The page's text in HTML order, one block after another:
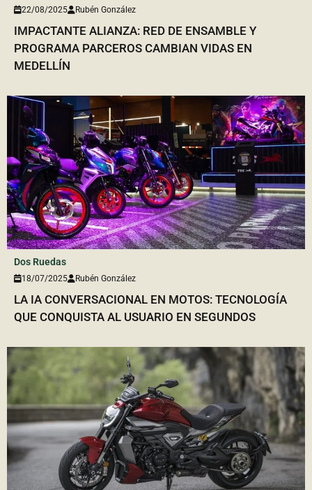
22/08/2025 Rubén González
IMPACTANTE ALIANZA: RED DE ENSAMBLE Y
PROGRAMA PARCEROS CAMBIAN VIDAS EN
MEDELLÍN
Dos Ruedas
18/07/2025 Rubén González
LA IA CONVERSACIONAL EN MOTOS: TECNOLOGÍA
QUE CONQUISTA AL USUARIO EN SEGUNDOS